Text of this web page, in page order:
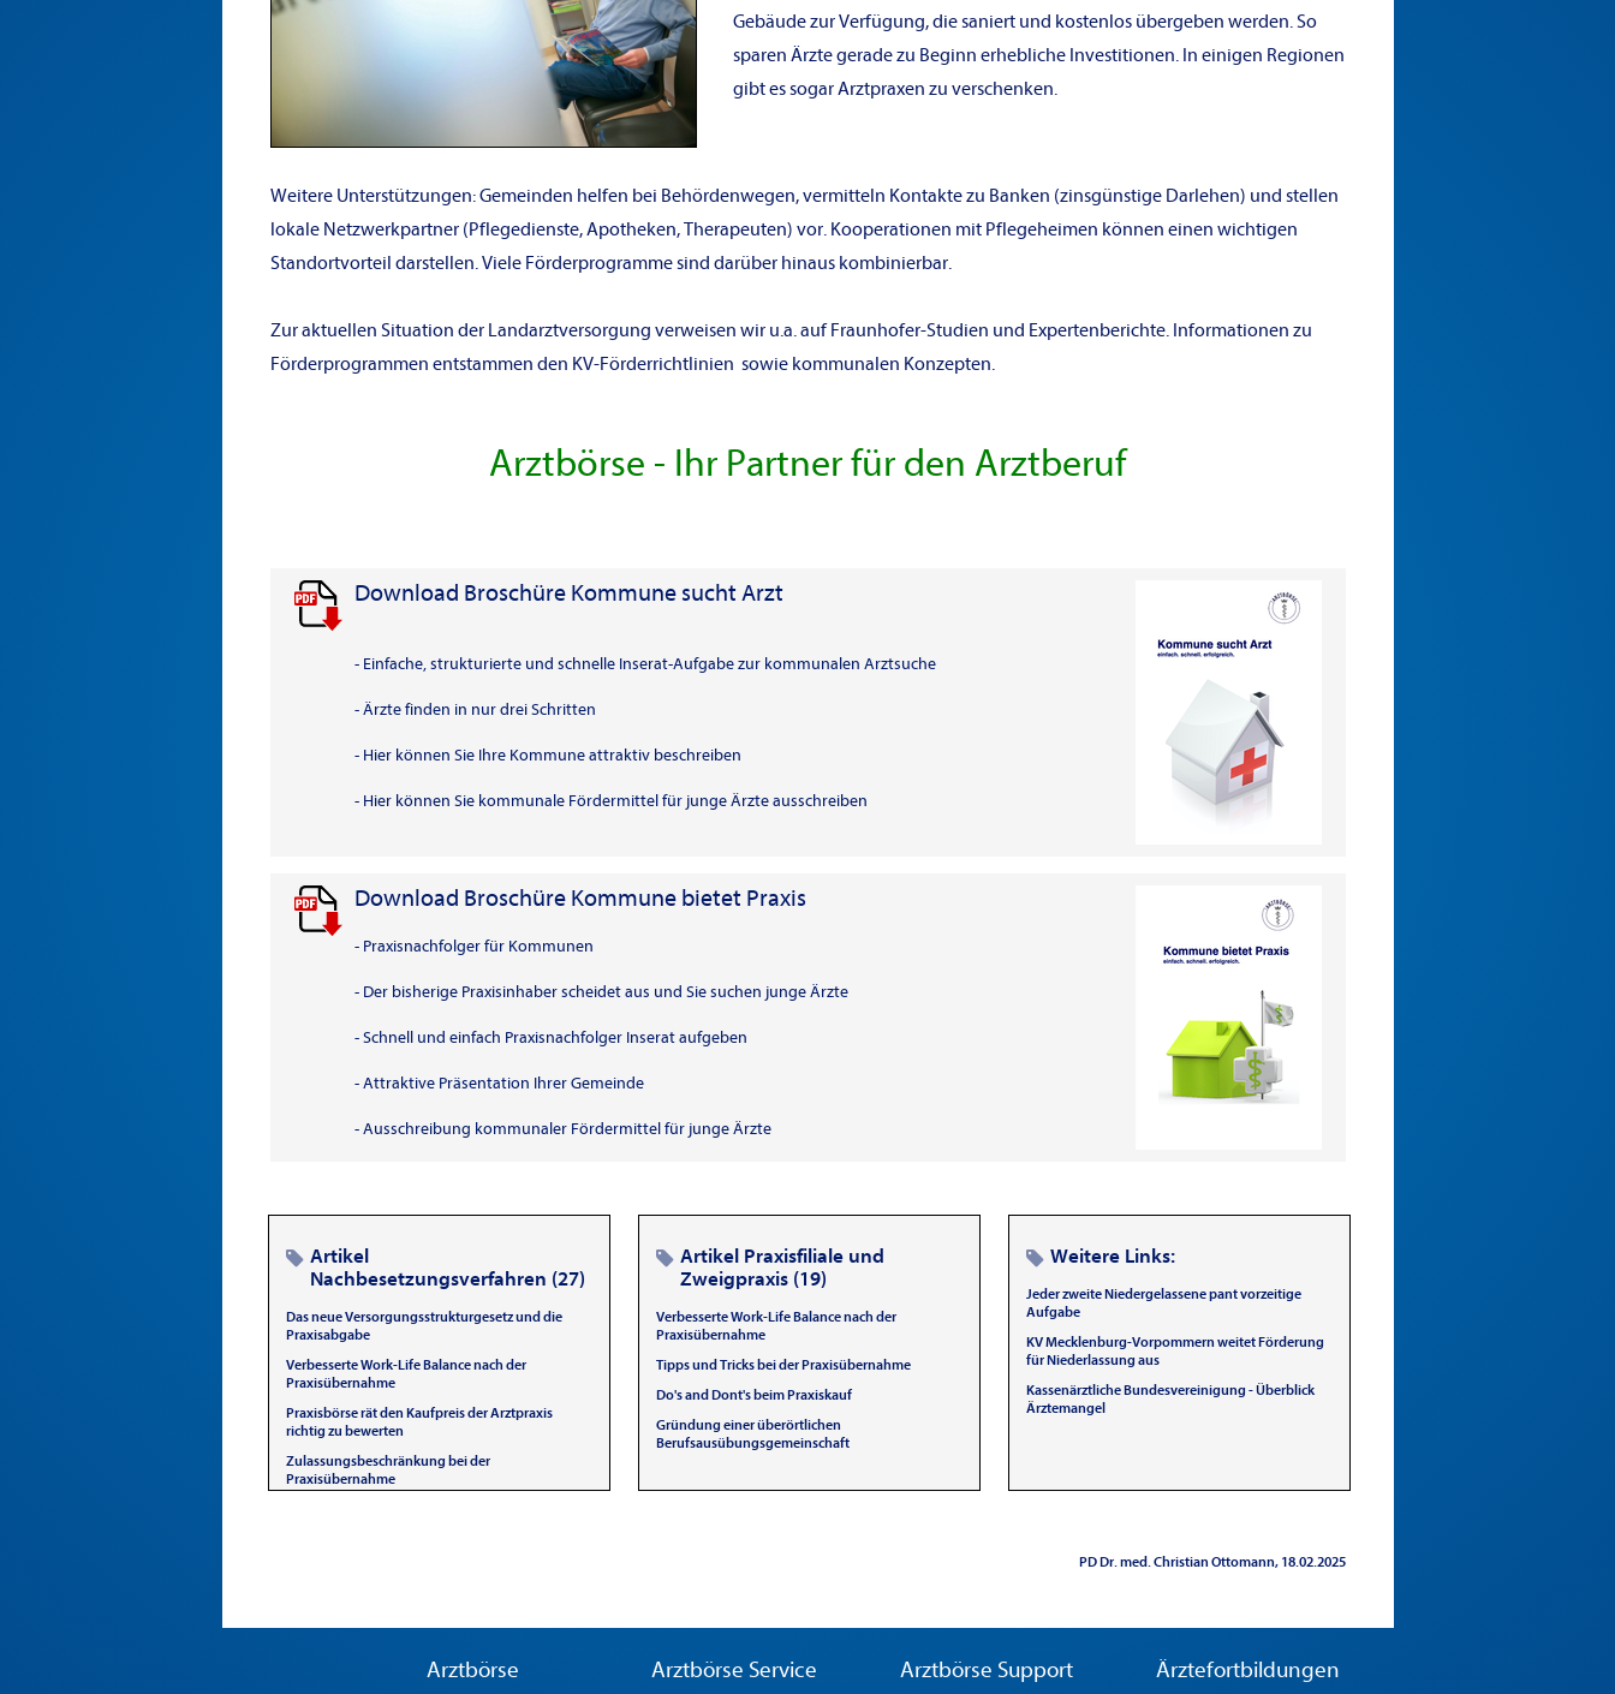
Gebäude zur Verfügung, die saniert und kostenlos übergeben werden. So
sparen Ärzte gerade zu Beginn erhebliche Investitionen. In einigen Regionen
gibt es sogar Arztpraxen zu verschenken.
Weitere Unterstützungen: Gemeinden helfen bei Behördenwegen, vermitteln Kontakte zu Banken (zinsgünstige Darlehen) und stellen
lokale Netzwerkpartner (Pflegedienste, Apotheken, Therapeuten) vor. Kooperationen mit Pflegeheimen können einen wichtigen
Standortvorteil darstellen. Viele Förderprogramme sind darüber hinaus kombinierbar.
Zur aktuellen Situation der Landarztversorgung verweisen wir u.a. auf Fraunhofer-Studien und Expertenberichte. Informationen zu
Förderprogrammen entstammen den KV-Förderrichtlinien sowie kommunalen Konzepten.
Arztbörse - Ihr Partner für den Arztberuf
Download Broschüre Kommune sucht Arzt
- Einfache, strukturierte und schnelle Inserat-Aufgabe zur kommunalen Arztsuche
- Ärzte finden in nur drei Schritten
- Hier können Sie Ihre Kommune attraktiv beschreiben
- Hier können Sie kommunale Fördermittel für junge Ärzte ausschreiben
Download Broschüre Kommune bietet Praxis
- Praxisnachfolger für Kommunen
- Der bisherige Praxisinhaber scheidet aus und Sie suchen junge Ärzte
- Schnell und einfach Praxisnachfolger Inserat aufgeben
- Attraktive Präsentation Ihrer Gemeinde
- Ausschreibung kommunaler Fördermittel für junge Ärzte
Artikel
Nachbesetzungsverfahren (27)
Das neue Versorgungsstrukturgesetz und die
Praxisabgabe
Verbesserte Work-Life Balance nach der
Praxisübernahme
Praxisbörse rät den Kaufpreis der Arztpraxis
richtig zu bewerten
Zulassungsbeschränkung bei der
Praxisübernahme
Artikel Praxisfiliale und
Zweigpraxis (19)
Verbesserte Work-Life Balance nach der
Praxisübernahme
Tipps und Tricks bei der Praxisübernahme
Do's and Dont's beim Praxiskauf
Gründung einer überörtlichen
Berufsausübungsgemeinschaft
Weitere Links:
Jeder zweite Niedergelassene pant vorzeitige
Aufgabe
KV Mecklenburg-Vor­pommern weitet Förderung
für Niederlassung aus
Kassenärztliche Bundesvereinigung - Überblick
Ärztemangel
PD Dr. med. Christian Ottomann 18.02.2025
Arztbörse Arztbörse Service Arztbörse Support Ärztefortbildungen